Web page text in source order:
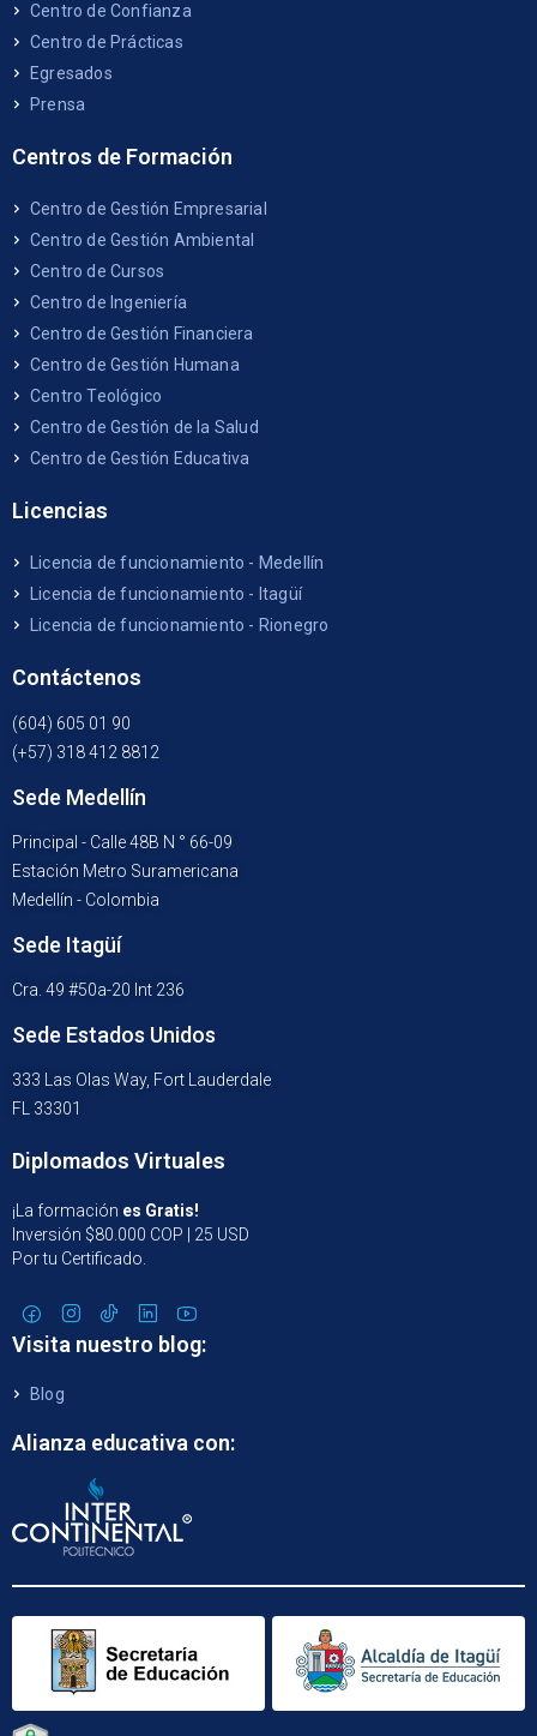
Centro de Confianza
Centro de Prácticas
Egresados
Prensa
Centros de Formación
Centro de Gestión Empresarial
Centro de Gestión Ambiental
Centro de Cursos
Centro de Ingeniería
Centro de Gestión Financiera
Centro de Gestión Humana
Centro Teológico
Centro de Gestión de la Salud
Centro de Gestión Educativa
Licencias
Licencia de funcionamiento - Medellín
Licencia de funcionamiento - Itagüí
Licencia de funcionamiento - Rionegro
Contáctenos
(604) 605 01 90
(+57) 318 412 8812
Sede Medellín
Principal - Calle 48B N ° 66-09
Estación Metro Suramericana
Medellín - Colombia
Sede Itagüí
Cra. 49 #50a-20 Int 236
Sede Estados Unidos
333 Las Olas Way, Fort Lauderdale
FL 33301
Diplomados Virtuales
¡La formación es Gratis!
Inversión $80.000 COP | 25 USD
Por tu Certificado.
Visita nuestro blog:
Blog
Alianza educativa con: